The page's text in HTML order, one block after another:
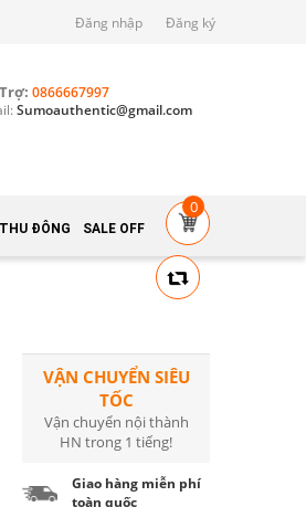
Đăng nhập Đăng ký
0866667997
Sumoauthentic@gmail.com
ĐÔNG SALE OFF
0
VẬN CHUYỂN SIÊU
TỐC
Vận chuyển nội thành
HN trong 1 tiếng!
Giao hàng miễn phí
toàn quốc